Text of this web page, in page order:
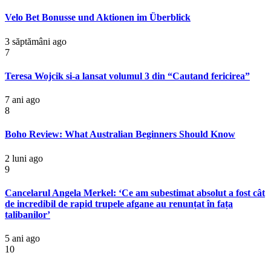
Velo Bet Bonusse und Aktionen im Überblick
3 săptămâni ago
7
Teresa Wojcik si-a lansat volumul 3 din “Cautand fericirea”
7 ani ago
8
Boho Review: What Australian Beginners Should Know
2 luni ago
9
Cancelarul Angela Merkel: ‘Ce am subestimat absolut a fost cât
de incredibil de rapid trupele afgane au renunțat în fața
talibanilor’
5 ani ago
10